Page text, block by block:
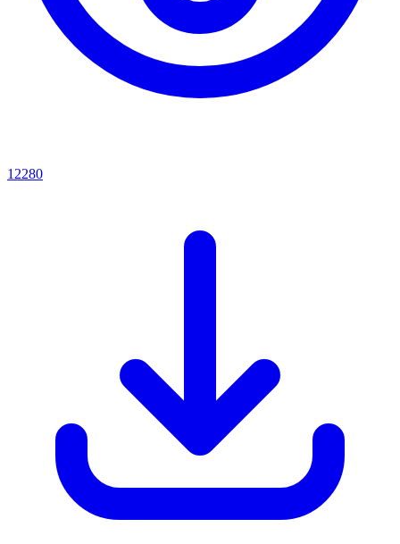
12280